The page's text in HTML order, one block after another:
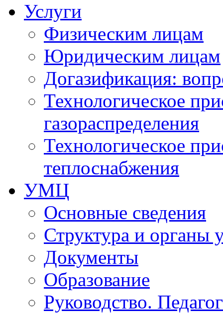
Услуги
Физическим лицам
Юридическим лицам
Догазификация:
Технологическое
газораспределения
Технологическое
теплоснабжения
УМЦ
Основные сведения
Структура и органы
Документы
Образование
Руководство.